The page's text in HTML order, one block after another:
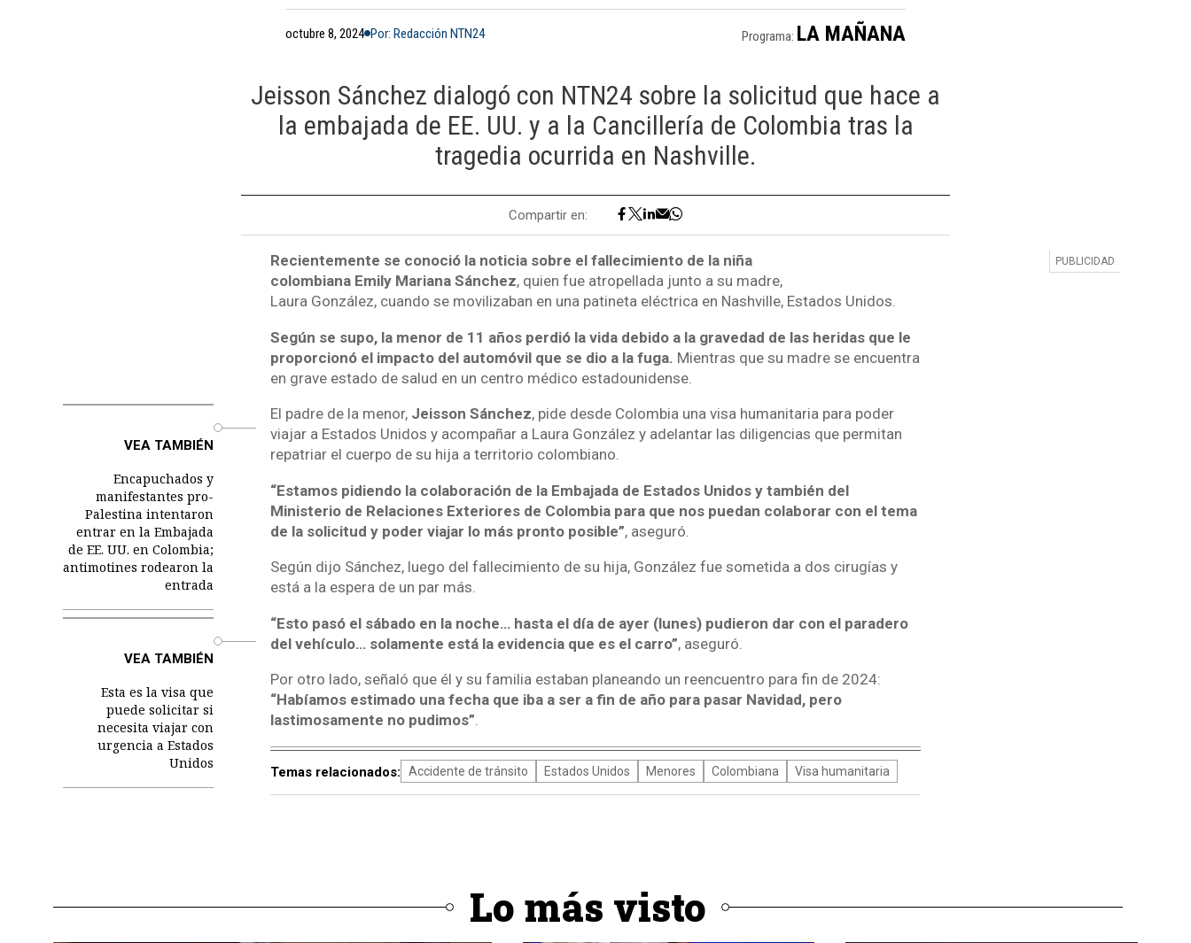
octubre 8, 2024 Por: Redacción NTN24 Programa: LA MAÑANA
Jeisson Sánchez dialogó con NTN24 sobre la solicitud que hace a
la embajada de EE. UU. y a la Cancillería de Colombia tras la
tragedia ocurrida en Nashville.
Compartir en:
Recientemente se conoció la noticia sobre el fallecimiento de la niña
colombiana Emily Mariana Sánchez, quien fue atropellada junto a su madre,
Laura González, cuando se movilizaban en una patineta eléctrica en Nashville, Estados Unidos.
Según se supo, la menor de 11 años perdió la vida debido a la gravedad de las heridas que le
proporcionó el impacto del automóvil que se dio a la fuga. Mientras que su madre se encuentra
en grave estado de salud en un centro médico estadounidense.
VEA TAMBIÉN
Encapuchados y
manifestantes pro-
Palestina intentaron
entrar en la Embajada
de EE. UU. en Colombia;
antimotines rodearon la
entrada
El padre de la menor, Jeisson Sánchez, pide desde Colombia una visa humanitaria para poder
viajar a Estados Unidos y acompañar a Laura González y adelantar las diligencias que permitan
repatriar el cuerpo de su hija a territorio colombiano.
“Estamos pidiendo la colaboración de la Embajada de Estados Unidos y también del
Ministerio de Relaciones Exteriores de Colombia para que nos puedan colaborar con el tema
de la solicitud y poder viajar lo más pronto posible”, aseguró.
Según dijo Sánchez, luego del fallecimiento de su hija, González fue sometida a dos cirugías y
está a la espera de un par más.
VEA TAMBIÉN
Esta es la visa que
puede solicitar si
necesita viajar con
urgencia a Estados
Unidos
“Esto pasó el sábado en la noche… hasta el día de ayer (lunes) pudieron dar con el paradero
del vehículo… solamente está la evidencia que es el carro”, aseguró.
Por otro lado, señaló que él y su familia estaban planeando un reencuentro para fin de 2024:
“Habíamos estimado una fecha que iba a ser a fin de año para pasar Navidad, pero
lastimosamente no pudimos”.
Temas relacionados: Accidente de tránsito Estados Unidos Menores Colombiana Visa humanitaria
Lo más visto